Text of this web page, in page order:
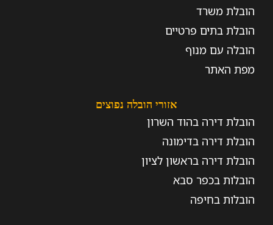
הובלת משרד
הובלת בתים פרטיים
הובלה עם מנוף
מפת האתר
אזורי הובלה נפוצים
הובלת דירה בהוד השרון
הובלת דירה בדימונה
הובלת דירה בראשון לציון
הובלות בכפר סבא
הובלות בחיפה